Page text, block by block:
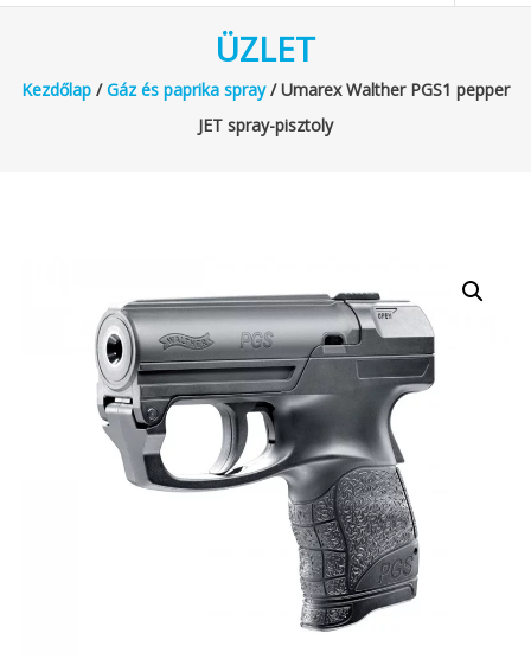
ÜZLET
Kezdőlap/Gáz és paprika spray/ Umarex Walther PGS1 pepper
JET spray-pisztoly